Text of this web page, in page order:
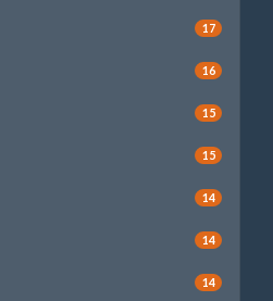
17
16
15
15
14
14
14